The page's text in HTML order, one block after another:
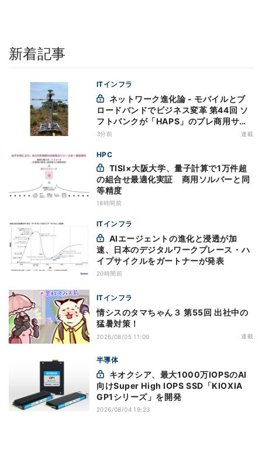
新着記事
ITインフラ
ロードバンドでビジネス変革 第44回 ソ
フトバンクが「HAPS」のプレ商用サー
ビス開始を表明、本格的な商用展開のめ
3分前 連載
HPC
の組合せ最適化実証 商用ソルバーと同
等精度
18時間前
ITインフラ
速、日本のデジタルワークプレース・ハ
イプサイクルをガートナーが発表
20時間前
ITインフラ
情シスのタマちゃん３ 第55回 出社中の
猛暑対策！
2026/08/05 11:00 連載
半導体
向けSuper High IOPS SSD「KIOXIA
GP1シリーズ」を開発
2026/08/04 19:23